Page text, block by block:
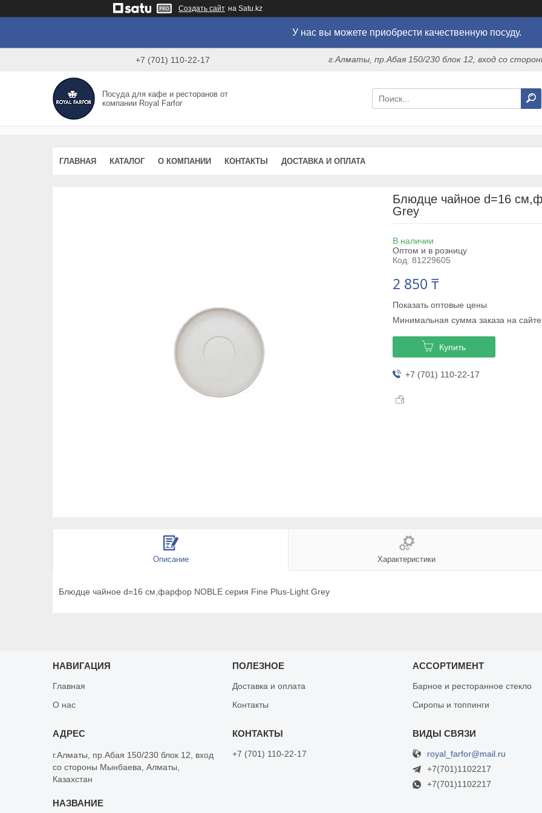
Создать сайт на Satu.kz
У нас вы можете приобрести качественную посуду.
+7 (701) 110-22-17 г.Алматы, пр.Абая 150/230 блок 12, вход со
Посуда для кафе и ресторанов от
компании Royal Farfor
ГЛАВНАЯ КАТАЛОГ О КОМПАНИИ КОНТАКТЫ ДОСТАВКА И ОПЛАТА
Блюдце чайное d=16
Grey
В наличии
Оптом и в розницу
Код: 81229605
2 850 ₸
Показать оптовые цены
Минимальная сумма заказа на
Купить
+7 (701) 110-22-17
Описание Характеристики
Блюдце чайное d=16 cм,фарфор NOBLE серия Fine Plus-Light Grey
НАВИГАЦИЯ
Главная
О нас
ПОЛЕЗНОЕ
Доставка и оплата
Контакты
АССОРТИМЕНТ
Барное и ресторанное стекло
Сиропы и топпинги
г.Алматы, пр.Абая 150/230 блок 12, вход
со стороны Мынбаева, Алматы,
Казахстан
+7 (701) 110-22-17
royal_farfor@mail.ru
+7(701)1102217
+7(701)1102217